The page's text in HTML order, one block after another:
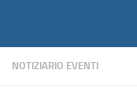
NOTIZIARIO EVENTI